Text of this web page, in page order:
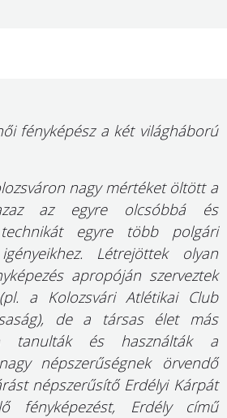
fényképész a két világháború
nagy mértéket öltött a
azaz az egyre olcsóbbá és
egyre több polgári
Létrejöttek olyan
apropóján szerveztek
a Kolozsvári Atlétikai Club
de a társas élet más
tanulták és használták a
népszerűségnek örvendő
népszerűsítő Erdélyi Kárpát
fényképezést, Erdély című